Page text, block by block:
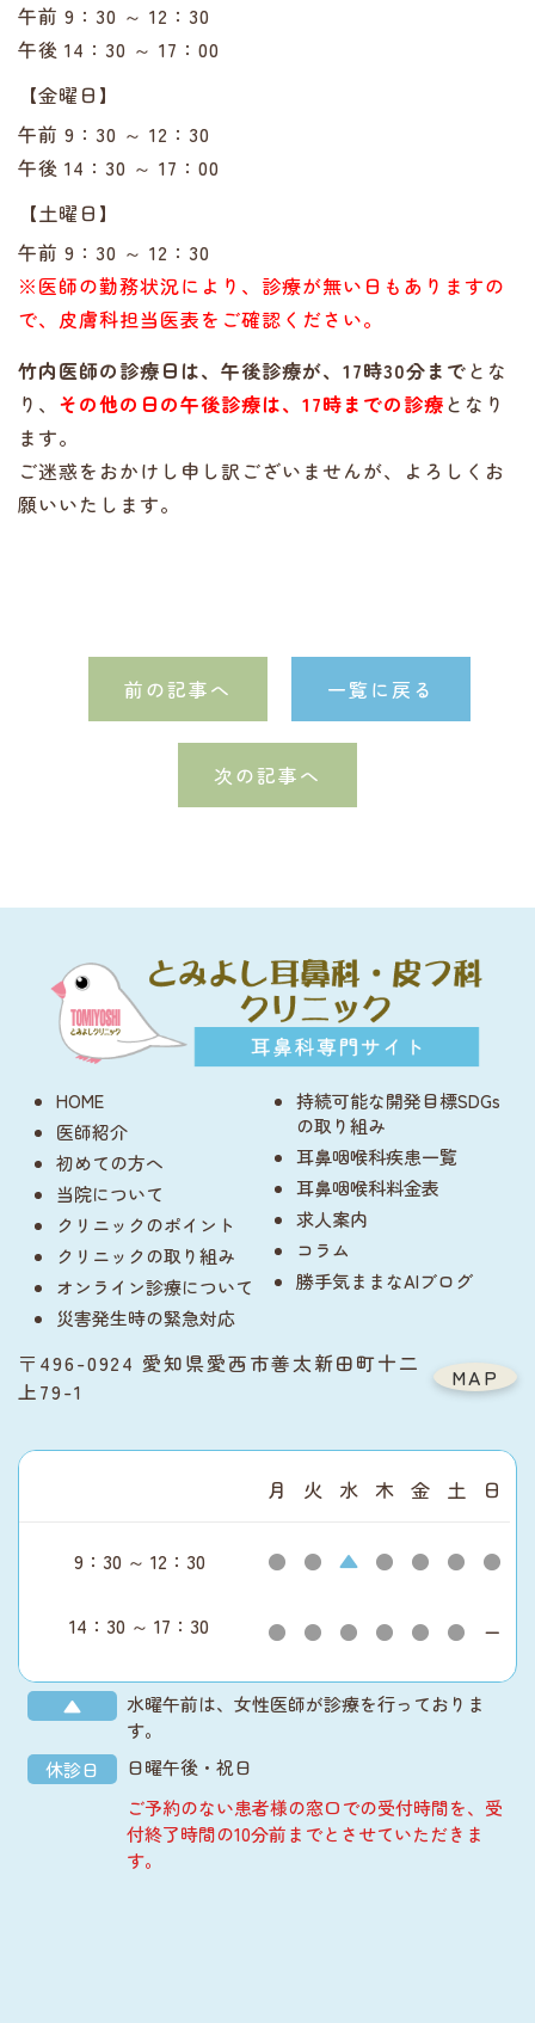
午前 9：30 ～ 12：30
午後 14：30 ～ 17：00
【金曜日】
午前 9：30 ～ 12：30
午後 14：30 ～ 17：00
【土曜日】
午前 9：30 ～ 12：30
※医師の勤務状況により、診療が無い日もありますの
で、皮膚科担当医表をご確認ください。
竹内医師の診療日は、午後診療が、17時30分までとな
り、 その他の日の午後診療は、17時までの診療となり
ます。
ご迷惑をおかけし申し訳ございませんが、よろしくお
願いいたします。
前の記事へ 一覧に戻る
次の記事へ
HOME
医師紹介
初めての方へ
当院について
クリニックのポイント
クリニックの取り組み
オンライン診療について
災害発生時の緊急対応
持続可能な開発目標SDGs
の取り組み
耳鼻咽喉科疾患一覧
耳鼻咽喉科料金表
求人案内
コラム
勝手気ままなAIブログ
〒496-0924 愛知県愛西市善太新田町十二
上79-1
MAP
月 火 水 木 金 土 日
9：30 ～ 12：30 ● ● ▲ ● ● ● ●
14：30 ～ 17：30 ● ● ● ● ● ● ー
▲
水曜午前は、女性医師が診療を行っておりま
す。
休診日
日曜午後・祝日
ご予約のない患者様の窓口での受付時間を、受
付終了時間の10分前までとさせていただきま
す。